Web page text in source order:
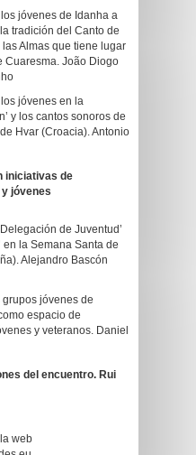
jóvenes de Idanha a
tradición del Canto de
Almas que tiene lugar
Cuaresma. João Diogo
jóvenes en la
y los cantos sonoros de
Hvar (Croacia). Antonio
iniciativas de
jóvenes
de Juventud’
en la Semana Santa de
Alejandro Bascón
jóvenes de
espacio de
y veteranos. Daniel
del encuentro. Rui
web